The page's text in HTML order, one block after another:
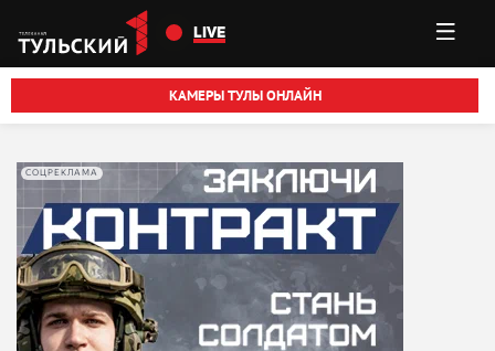
Перейти к основному содержанию
LIVE
КАМЕРЫ ТУЛЫ ОНЛАЙН
СОЦРЕКЛАМА